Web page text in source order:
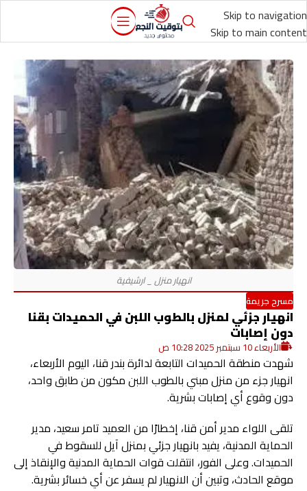
Skip to navigation
Skip to main content
مسرح جريمة
انهيار جزئي لمنزل بالطوب اللبن في الحميدات بقنا
دون إصابات
الأربعاء 10 سبتمبر 2025 10:28 ص
شهدت منطقة الحميدات التابعة لدائرة بندر قنا، اليوم الأربعاء،
انهيار جزء من منزل مبني بالطوب اللبن مكون من طابق واحد،
دون وقوع أي إصابات بشرية.
تلقى اللواء مدير أمن قنا، إخطارًا من العميد تامر سعيد، مدير
الحماية المدنية، يفيد بانهيار جزئي بمنزل آيل للسقوط في
الحميدات. وعلى الفور، انتقلت قوات الحماية المدنية والإنقاذ إلى
موقع الحادث، وتبين أن الانهيار لم يسفر عن أي خسائر بشرية.